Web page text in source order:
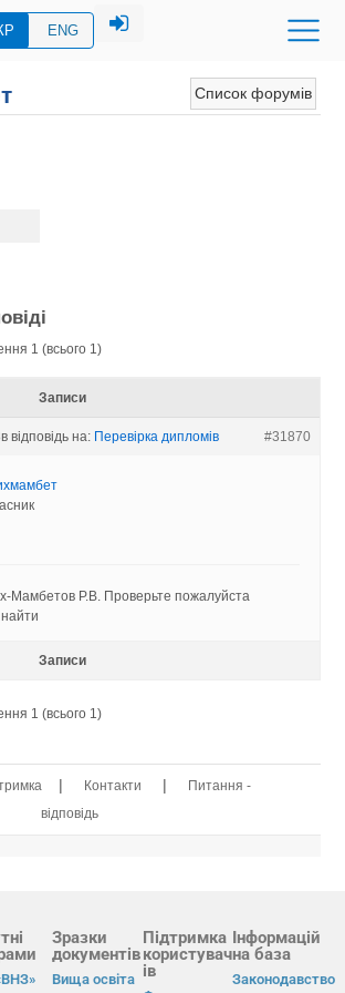
ENG
Список форумів
1 (всього 1)
Записи
в відповідь на: Перевірка дипломів #31870
Мамбетов Р.В. Проверьте пожалуйста
Записи
1 (всього 1)
| Контакти |
Питання -
відповідь
Зразки
документів
Вища освіта
Підтримка
користувач
ів
Інформацій
на база
Законодавство